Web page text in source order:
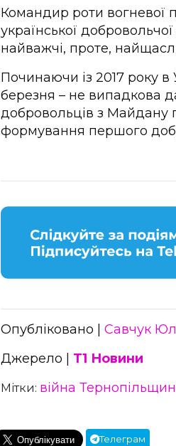
Командир роти вогневої
української
найважчі, проте,
Починаючи із 2017 року в
березня – не випадкова
добровольців з Майдану
формування першого
Опубліковано | Савчук
Джерело | Т1 Новини
Мітки: війна
Телеграм